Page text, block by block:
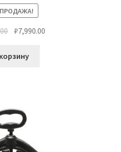
₽7,990.00